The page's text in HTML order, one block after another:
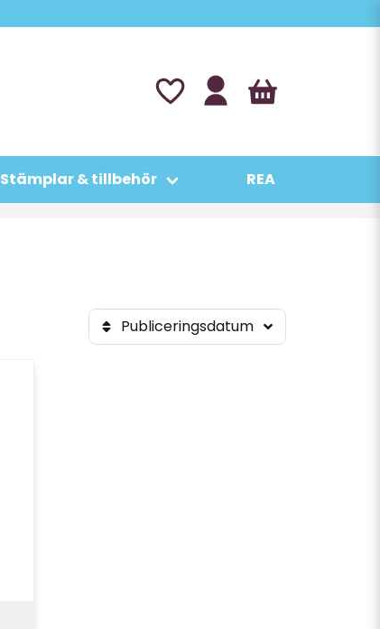
Stämplar & tillbehör REA
Publiceringsdatum